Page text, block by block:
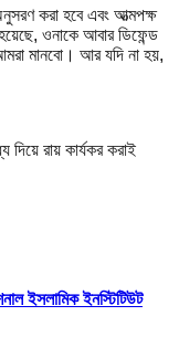
করা হবে এবং আত্মপক্ষ
ওনাকে আবার ডিফেন্ড
মানবো। আর যদি না হয়,
দিয়ে রায় কার্যকর করাই
ইসলামিক ইনস্টিটিউট